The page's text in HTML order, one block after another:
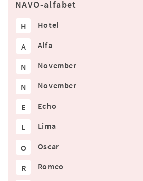
NAVO-alfabet
H Hotel
A Alfa
N November
N November
E Echo
L Lima
O Oscar
R Romeo